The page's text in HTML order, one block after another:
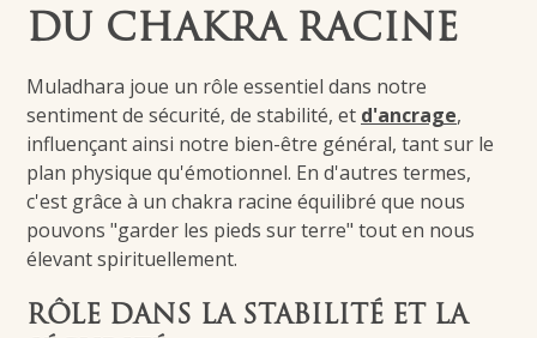
DU CHAKRA RACINE
Muladhara joue un rôle essentiel dans notre
sentiment de sécurité, de stabilité, et d'ancrage,
influençant ainsi notre bien-être général, tant sur le
plan physique qu'émotionnel. En d'autres termes,
c'est grâce à un chakra racine équilibré que nous
pouvons "garder les pieds sur terre" tout en nous
élevant spirituellement.
RÔLE DANS LA STABILITÉ ET LA